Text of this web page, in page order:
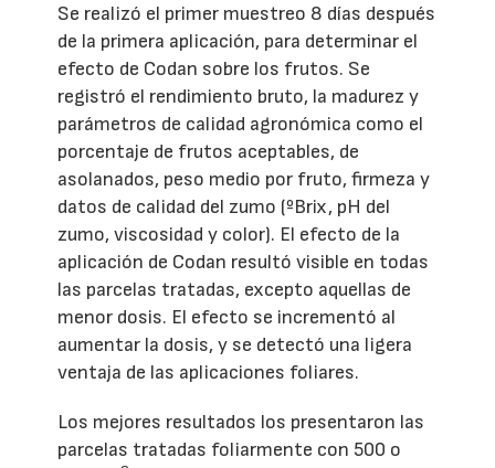
Se realizó el primer muestreo 8 días después
de la primera aplicación, para determinar el
efecto de Codan sobre los frutos. Se
registró el rendimiento bruto, la madurez y
parámetros de calidad agronómica como el
porcentaje de frutos aceptables, de
asolanados, peso medio por fruto, firmeza y
datos de calidad del zumo (ºBrix, pH del
zumo, viscosidad y color). El efecto de la
aplicación de Codan resultó visible en todas
las parcelas tratadas, excepto aquellas de
menor dosis. El efecto se incrementó al
aumentar la dosis, y se detectó una ligera
ventaja de las aplicaciones foliares.
Los mejores resultados los presentaron las
parcelas tratadas foliarmente con 500 o